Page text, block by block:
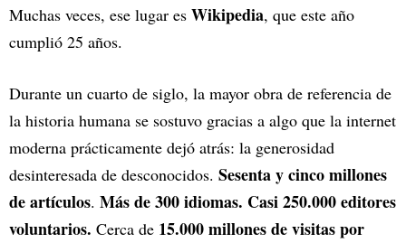
Muchas veces, ese lugar es Wikipedia, que este año
cumplió 25 años.
Durante un cuarto de siglo, la mayor obra de referencia de
la historia humana se sostuvo gracias a algo que la internet
moderna prácticamente dejó atrás: la generosidad
desinteresada de desconocidos. Sesenta y cinco millones
de artículos. Más de 300 idiomas. Casi 250.000 editores
voluntarios. Cerca de 15.000 millones de visitas por